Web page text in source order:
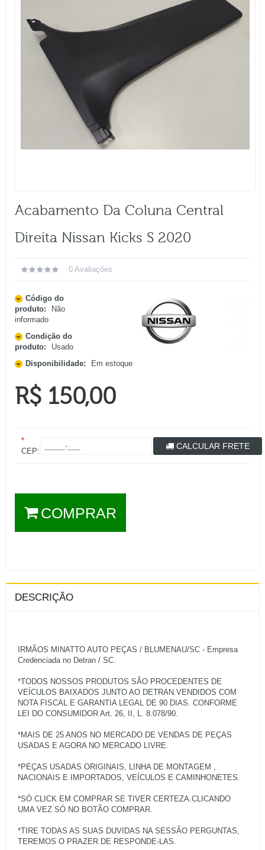
Acabamento Da Coluna Central
Direita Nissan Kicks S 2020
0 Avaliações
Código do
produto:
Não
informado
Condição do
produto:
Usado
Disponibilidade:
Em estoque
R$ 150,00
*
CEP:
CALCULAR FRETE
COMPRAR
DESCRIÇÃO
IRMÃOS MINATTO AUTO PEÇAS / BLUMENAU/SC - Empresa
Credenciada no Detran / SC.
*TODOS NOSSOS PRODUTOS SÃO PROCEDENTES DE
VEÍCULOS BAIXADOS JUNTO AO DETRAN.VENDIDOS COM
NOTA FISCAL E GARANTIA LEGAL DE 90 DIAS. CONFORME
LEI DO CONSUMIDOR Art. 26, II, L. 8.078/90.
*MAIS DE 25 ANOS NO MERCADO DE VENDAS DE PEÇAS
USADAS E AGORA NO MERCADO LIVRE.
*PEÇAS USADAS ORIGINAIS, LINHA DE MONTAGEM ,
NACIONAIS E IMPORTADOS, VEÍCULOS E CAMINHONETES.
*SÓ CLICK EM COMPRAR SE TIVER CERTEZA.CLICANDO
UMA VEZ SÓ NO BOTÃO COMPRAR.
*TIRE TODAS AS SUAS DUVIDAS NA SESSÃO PERGUNTAS,
TEREMOS O PRAZER DE RESPONDE-LAS.